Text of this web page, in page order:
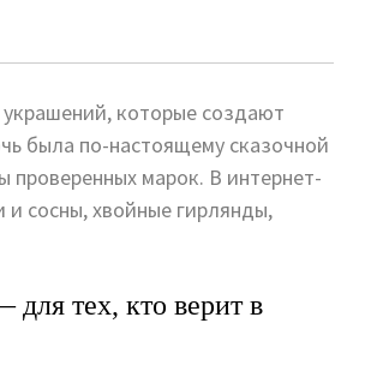
которые создают
была по-настоящему сказочной
марок. В интернет-
и сосны, хвойные гирлянды,
для тех, кто верит в